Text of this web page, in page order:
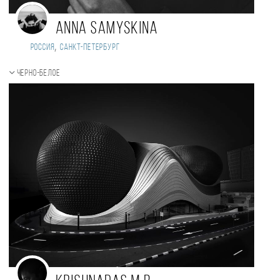
ANNA SAMYSKINA
Россия, Санкт-Петербург
Черно-белое